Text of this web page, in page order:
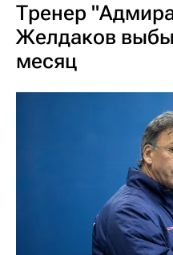
Тренер
Желдаков
месяц